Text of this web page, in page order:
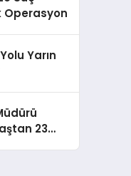
Operasyon
Yarın
23